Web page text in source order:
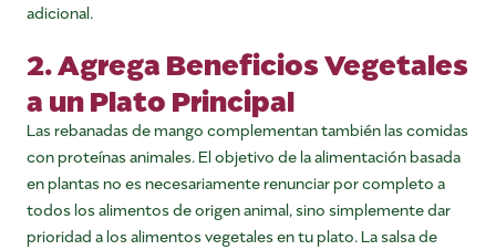
adicional.
2. Agrega Beneficios Vegetales
a un Plato Principal
Las rebanadas de mango complementan también las comidas
con proteínas animales. El objetivo de la alimentación basada
en plantas no es necesariamente renunciar por completo a
todos los alimentos de origen animal, sino simplemente dar
prioridad a los alimentos vegetales en tu plato. La salsa de